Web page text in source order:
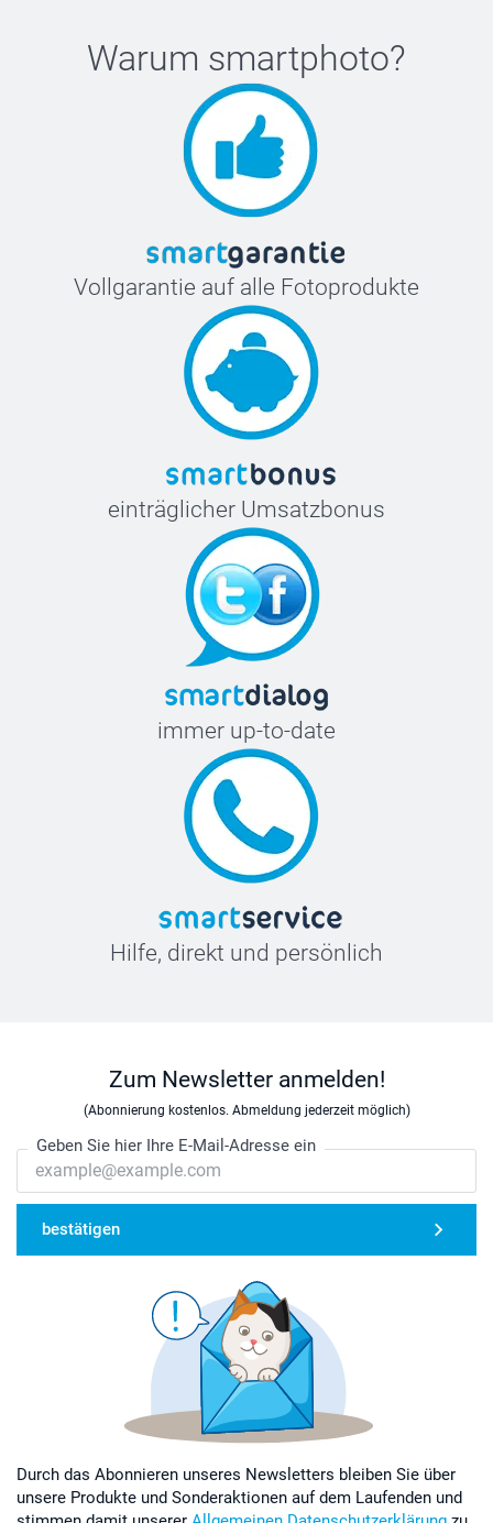
Warum smartphoto?
Vollgarantie auf alle Fotoprodukte
einträglicher Umsatzbonus
immer up-to-date
Hilfe, direkt und persönlich
Zum Newsletter anmelden!
(Abonnierung kostenlos. Abmeldung jederzeit möglich)
Geben Sie hier Ihre E-Mail-Adresse ein
bestätigen
Durch das Abonnieren unseres Newsletters bleiben Sie über
unsere Produkte und Sonderaktionen auf dem Laufenden und